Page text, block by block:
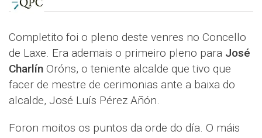
Completito foi o pleno deste venres no Concello
de Laxe. Era ademais o primeiro pleno para José
Charlín Oróns, o teniente alcalde que tivo que
facer de mestre de cerimonias ante a baixa do
alcalde, José Luís Pérez Añón.
Foron moitos os puntos da orde do día. O máis